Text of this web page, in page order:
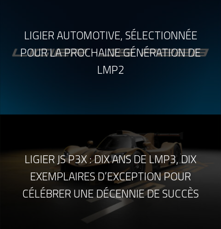
LIGIER AUTOMOTIVE, SÉLECTIONNÉE
POUR LA PROCHAINE GÉNÉRATION DE
LMP2
LIGIER JS P3X : DIX ANS DE LMP3, DIX
EXEMPLAIRES D’EXCEPTION POUR
CÉLÉBRER UNE DÉCENNIE DE SUCCÈS